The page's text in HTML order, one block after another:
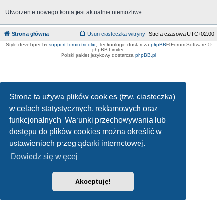
Strona ta używa plików cookies (tzw. ciasteczka)
w celach statystycznych, reklamowych oraz
funkcjonalnych. Warunki przechowywania lub
dostępu do plików cookies można określić w
ustawieniach przeglądarki internetowej.
Dowiedz się więcej
Akceptuję!
Utworzenie nowego konta jest aktualnie niemożliwe.
Strona główna Strefa czasowa UTC+02:00
Usuń ciasteczka witryny
Style developer by support forum tricolor, Technologię dostarcza phpBB® Forum Software ©
phpBB Limited
Polski pakiet językowy dostarcza phpBB.pl